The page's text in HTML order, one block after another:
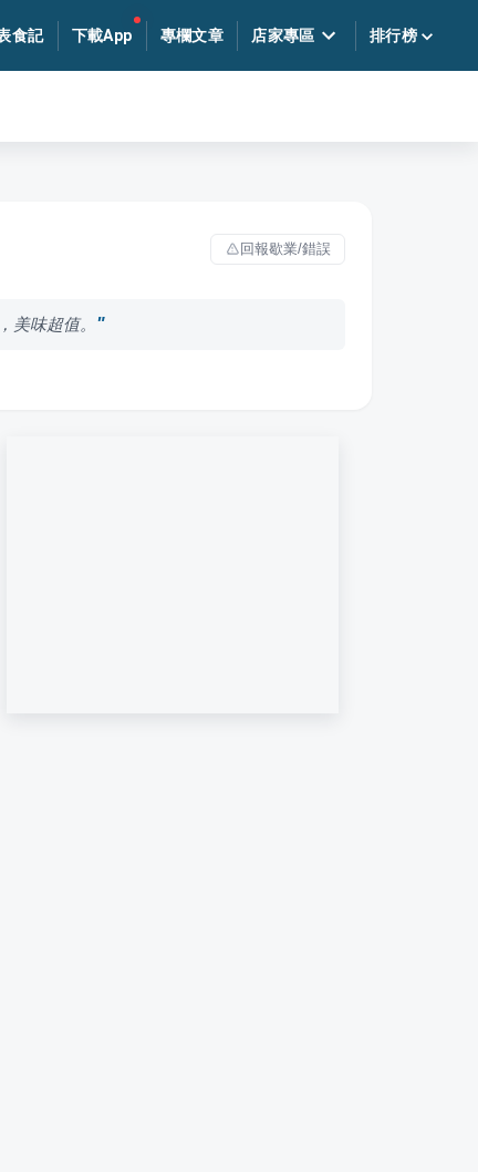
食記 下載App 專欄文章 店家專區 排行榜
回報歇業/錯誤
美味超值。